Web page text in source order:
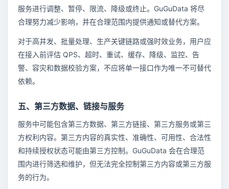
服务进行调整、暂停、限流、降级或终止。GuGuData 将尽
合理努力减少影响，并在合理范围内提供通知或替代方案。
对于高并发、批量处理、生产关键链路或强时效业务，用户应
在接入前评估 QPS、超时、重试、缓存、降级、监控、告
警、容灾和数据校验方案，不应将单一接口作为唯一不可替代
依赖。
五、第三方数据、链接与服务
服务中可能包含第三方数据、第三方链接、第三方服务或第三
方权利内容。第三方内容的真实性、准确性、可用性、合法性
和持续授权状态可能由第三方控制。GuGuData 会在合理范
围内进行筛选和维护，但无法完全控制第三方内容或第三方服
务的行为。